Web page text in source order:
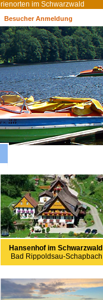
im Schwarzwald
Besucher Anmeldung
Hansenhof im Schwarzwald
Bad Rippoldsau-Schapbach